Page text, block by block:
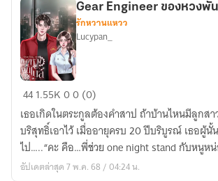
Gear
Engineer
ของ
หวง
พัน
ไมล์
Gear Engineer ของหวงพั
รักหวานแหวว
Lucypan_
441.55K00 (0)
เธอเกิดในตระกูลต้องคำสาป ถ้าบ้านไหนมีลูกส
บริสุทธิ์เอาไว้ เมื่ออายุครบ 20 ปีบริบูรณ์ เธอผู้
ไป…..“คะ คือ…พี่ช่วย one night stand กับหนูห
อัปเดตล่าสุด 7 พ.ค. 68 / 04:24 น.